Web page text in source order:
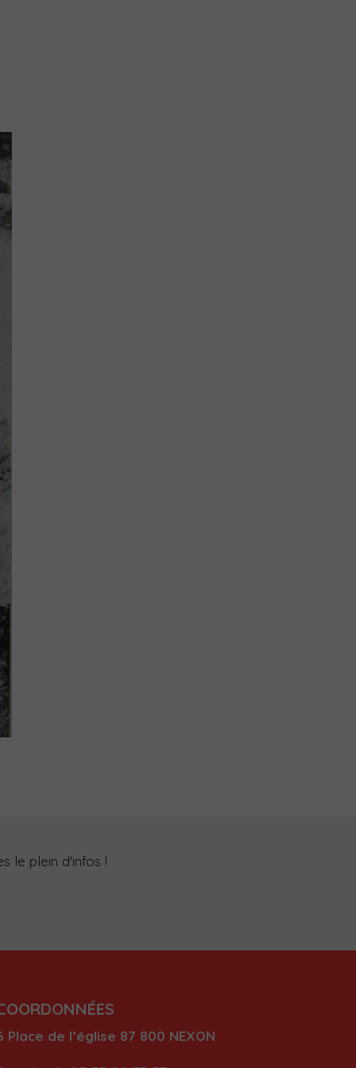
le plein d'infos !
Place de l’église 87 800 NEXON